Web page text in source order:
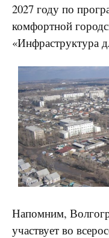
2027 году по
комфортной
«Инфраструктура
Напомним,
участвует во